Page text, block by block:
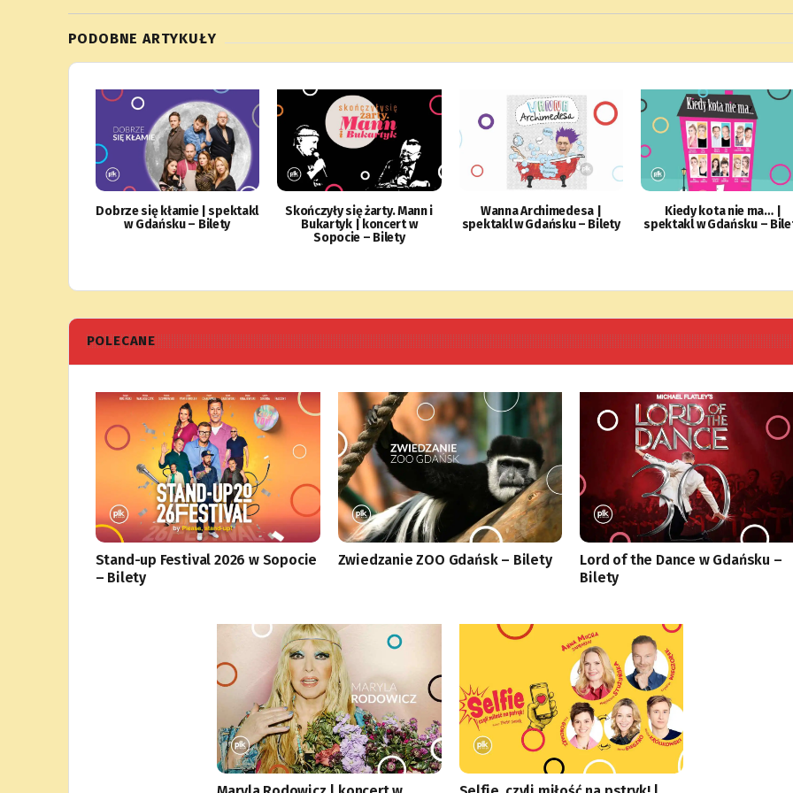
PODOBNE ARTYKUŁY
Dobrze się kłamie | spektakl
w Gdańsku – Bilety
Skończyły się żarty. Mann i
Bukartyk | koncert w
Sopocie – Bilety
Wanna Archimedesa |
spektakl w Gdańsku – Bilety
Kiedy kota nie ma… |
spektakl w Gdańsku –
POLECANE
Stand-up Festival 2026 w Sopocie
– Bilety
Zwiedzanie ZOO Gdańsk – Bilety
Lord of the Dance w Gdańsku –
Bilety